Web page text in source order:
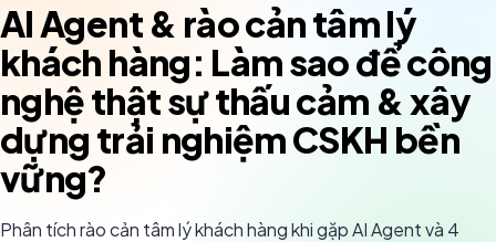
AI Agent & rào cản tâm lý
khách hàng: Làm sao để công
nghệ thật sự thấu cảm & xây
dựng trải nghiệm CSKH bền
vững?
Phân tích rào cản tâm lý khách hàng khi gặp AI Agent và 4